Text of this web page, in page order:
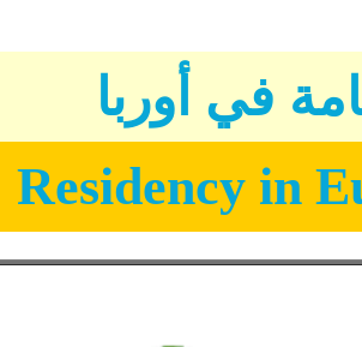
في أوربا
Residency in